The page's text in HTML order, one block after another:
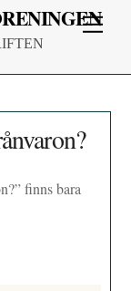
finns bara